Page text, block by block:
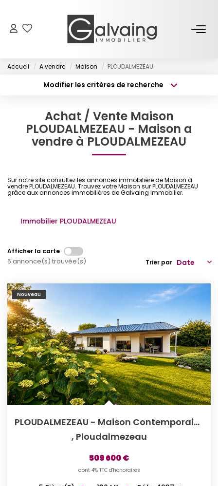
À Vendre
À Louer
PROGRAMMES NEUFS
ESTIMER
GESTION LOCATIVE
Partenariats
Nous Rejoindre
ESPACE CLIENT
Gestion Locative
Mon Compte
CONTACT
Accueil A vendre Maison PLOUDALMEZEAU
Modifier les critères de recherche
Sélectionnez...
Type de bien
Surface min
Achat / Vente Maison
PLOUDALMEZEAU - Maison a
vendre à PLOUDALMEZEAU
Sur notre site consultez les annonces immobilière de Maison à
vendre PLOUDALMEZEAU. Trouvez votre Maison sur PLOUDALMEZEAU
grâce aux annonces immobilières de Galvaing Immobilier.
Immobilier PLOUDALMEZEAU
Afficher la carte
6 annonce(s) trouvée(s) Trier par
Nouveau
PLOUDALMEZEAU - Maison Contemporaine - Rare Sur Le Marché !
, Ploudalmezeau
509 600 €
dont 4% TTC d'honoraires